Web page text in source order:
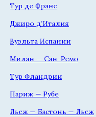
Тур де Франс
Джиро д'Италия
Вуэльта Испании
Милан — Сан-Ремо
Тур Фландрии
Париж — Рубе
Льеж — Бастонь — Льеж